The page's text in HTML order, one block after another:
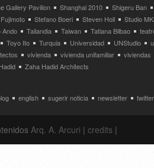
Gallery Pavilion Shanghai 2010
Shigeru Ban
Stefano Boeri Steven Holl
Studio
Ando Tailandia Taiwan Tatiana Bilbao
Toyo Ito Turquia Universidad UNStudio
vivienda vivienda unifamiliar
viviendas
Zaha Hadid Architects
english sugerir noticia newsletter twitter
Arq. A. Arcuri | credits |